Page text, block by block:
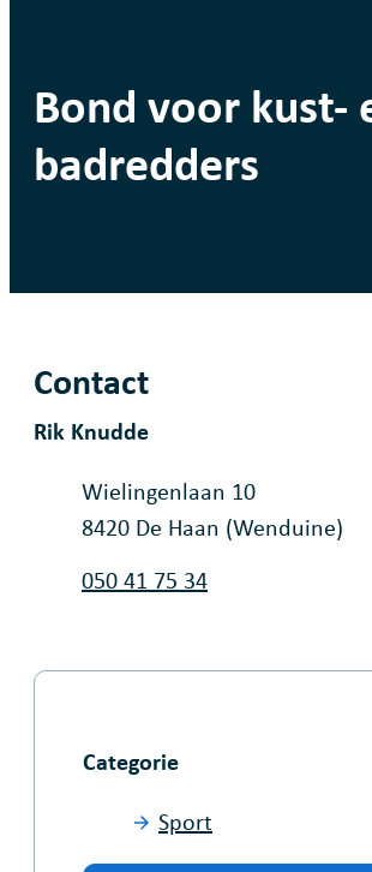
Bond voor kust-
badredders
Contact
Rik Knudde
AdresWielingenlaan 10
,8420 De Haan (Wenduine)
050 41 75 34
Categorie
Sport